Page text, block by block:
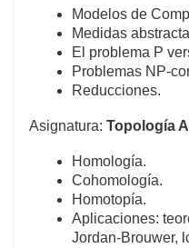
Modelos de
Medidas
El problema P
Problemas NP-
Reducciones.
Asignatura: Topología
Homología.
Cohomología.
Homotopía.
Aplicaciones:
Jordan-Brouwer,